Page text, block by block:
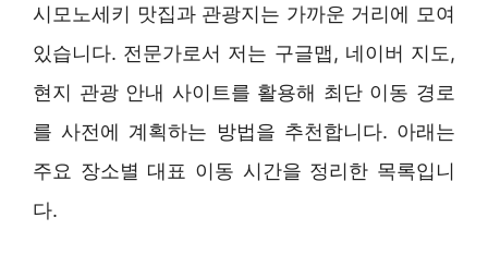
시모노세키 맛집과 관광지는 가까운 거리에 모여
있습니다. 전문가로서 저는 구글맵, 네이버 지도,
현지 관광 안내 사이트를 활용해 최단 이동 경로
를 사전에 계획하는 방법을 추천합니다. 아래는
주요 장소별 대표 이동 시간을 정리한 목록입니
다.